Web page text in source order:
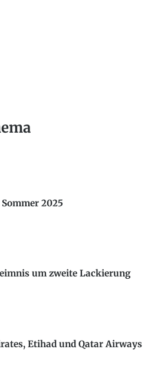
2025
um zweite Lackierung
Etihad und Qatar Airways